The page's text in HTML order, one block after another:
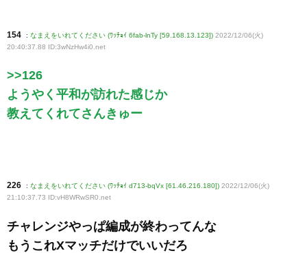
154 : なまえをいれてください (ﾜｯﾁｮｲ 6fab-lnTy [59.168.13.123]) 2022/12/06(火)
20:40:37.88 ID:3wNzHw4i0 .net
>>126
ようやく平和が訪れた感じか
教えてくれてさんきゅー
226 : なまえをいれてください (ﾜｯﾁｮｲ d713-bqVx [61.46.216.180]) 2022/12/06(火)
21:10:37.73 ID:vH8WRwSR0.net
チャレンジやっぱ編成が終わってんな
もうこれXマッチだけでいいだろ